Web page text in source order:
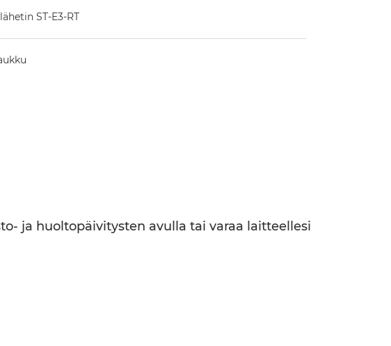
ST-E3-RT
ja huoltopäivitysten avulla tai varaa laitteellesi